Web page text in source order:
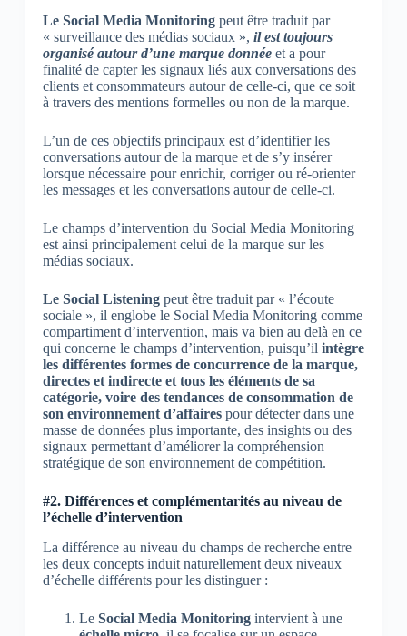
Le Social Media Monitoringpeut être traduit par
« surveillance des médias sociaux », il est toujours
organisé autour d’une marque donnéeet a pour
finalité de capter les signaux liés aux conversations des
clients et consommateurs autour de celle-ci, que ce soit
à travers des mentions formelles ou non de la marque.
L’un de ces objectifs principaux est d’identifier les
conversations autour de la marque et de s’y insérer
lorsque nécessaire pour enrichir, corriger ou ré-orienter
les messages et les conversations autour de celle-ci.
Le champs d’intervention du Social Media Monitoring
est ainsi principalement celui de la marque sur les
médias sociaux.
Le Social Listening peut être traduit par « l’écoute
sociale », il englobe le Social Media Monitoring comme
compartiment d’intervention, mais va bien au delà en ce
qui concerne le champs d’intervention, puisqu’il intègre
les différentes formes de concurrence de la marque,
directes et indirecte et tous les éléments de sa
catégorie, voire des tendances de consommation de
son environnement d’affairespour détecter dans une
masse de données plus importante, des insights ou des
signaux permettant d’améliorer la compréhension
stratégique de son environnement de compétition.
#2. Différences et complémentarités au niveau de
l’échelle d’intervention
La différence au niveau du champs de recherche entre
les deux concepts induit naturellement deux niveaux
d’échelle différents pour les distinguer :
Le Social Media Monitoringintervient à une